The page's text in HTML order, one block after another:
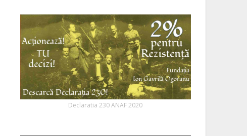
Declaratia 230 ANAF 2020